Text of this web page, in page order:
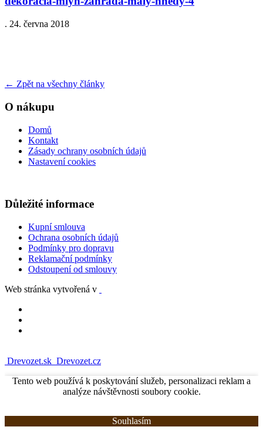
. 24. června 2018
← Zpět na všechny články
O nákupu
Domů
Kontakt
Zásady ochrany osobních údajů
Nastavení cookies
Důležité informace
Kupní smlouva
Ochrana osobních údajů
Podmínky pro dopravu
Reklamační podmínky
Odstoupení od smlouvy
Web stránka vytvořená v
Drevozet.sk Drevozet.cz
Tento web používá k poskytování služeb, personalizaci reklam a
analýze návštěvnosti soubory cookie.
Souhlasím